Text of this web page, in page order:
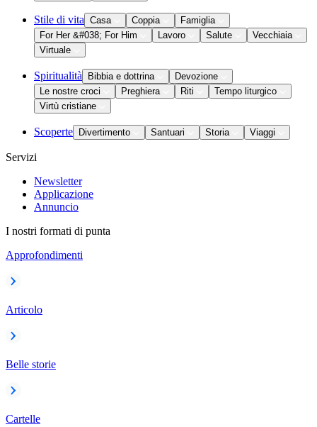
Stile di vita Casa Coppia
Famiglia
For Her &#038; For Him
Lavoro Salute
Vecchiaia
Virtuale
Spiritualità Bibbia e dottrina
Devozione
Le nostre croci
Preghiera Riti
Tempo liturgico
Virtù cristiane
Scoperte Divertimento Santuari Storia Viaggi
Servizi
Newsletter
Applicazione
Annuncio
I nostri formati di punta
Approfondimenti
Articolo
Belle storie
Cartelle